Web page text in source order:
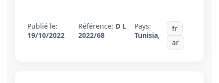
Publié le:
19/10/2022
Référence: D L
2022/68
Pays:
Tunisia,
fr
ar